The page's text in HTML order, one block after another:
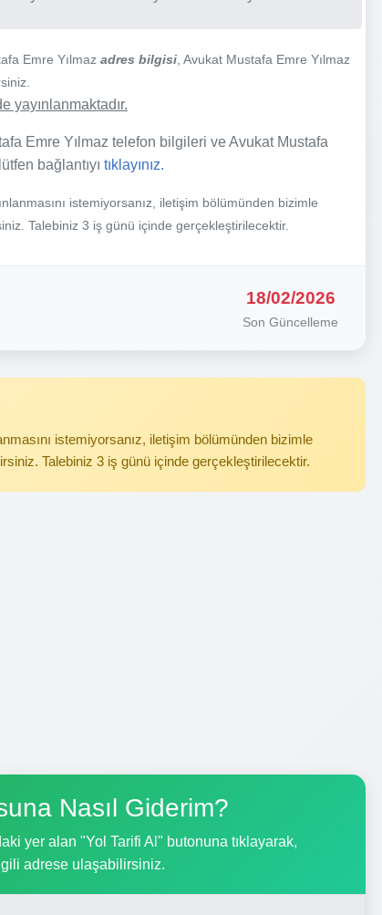
Emre Yılmaz adres bilgisi , Avukat Mustafa Emre Yılmaz
yayınlanmaktadır.
Emre Yılmaz telefon bilgileri ve Avukat Mustafa
bağlantıyı tıklayınız.
istemiyorsanız, iletişim bölümünden bizimle
Talebiniz 3 iş günü içinde gerçekleştirilecektir.
18/02/2026
Son Güncelleme
istemiyorsanız, iletişim bölümünden bizimle
Talebiniz 3 iş günü içinde gerçekleştirilecektir.
Nasıl Giderim?
yer alan "Yol Tarifi Al" butonuna tıklayarak,
adrese ulaşabilirsiniz.